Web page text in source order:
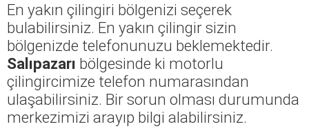
En yakın çilingiri bölgenizi seçerek
bulabilirsiniz. En yakın çilingir sizin
bölgenizde telefonunuzu beklemektedir.
Salıpazarı bölgesinde ki motorlu
çilingircimize telefon numarasından
ulaşabilirsiniz. Bir sorun olması durumunda
merkezimizi arayıp bilgi alabilirsiniz.